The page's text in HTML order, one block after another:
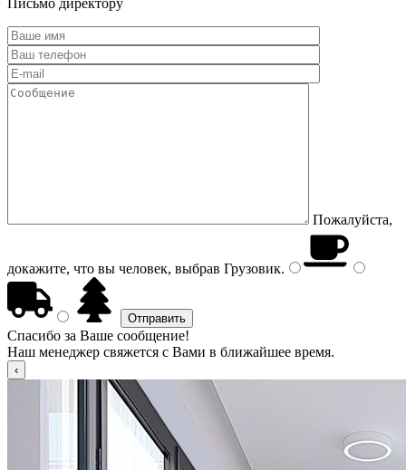
Письмо директору
Пожалуйста,
докажите, что вы человек, выбрав Грузовик.
Спасибо за Ваше сообщение!
Наш менеджер свяжется с Вами в ближайшее время.